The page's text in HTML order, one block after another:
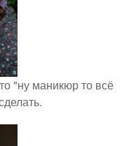
"ну маникюр то всё